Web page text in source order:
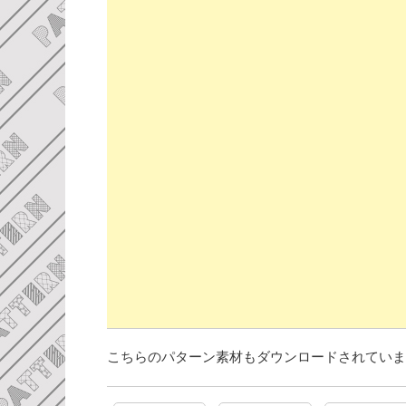
こちらのパターン素材もダウンロードされてい